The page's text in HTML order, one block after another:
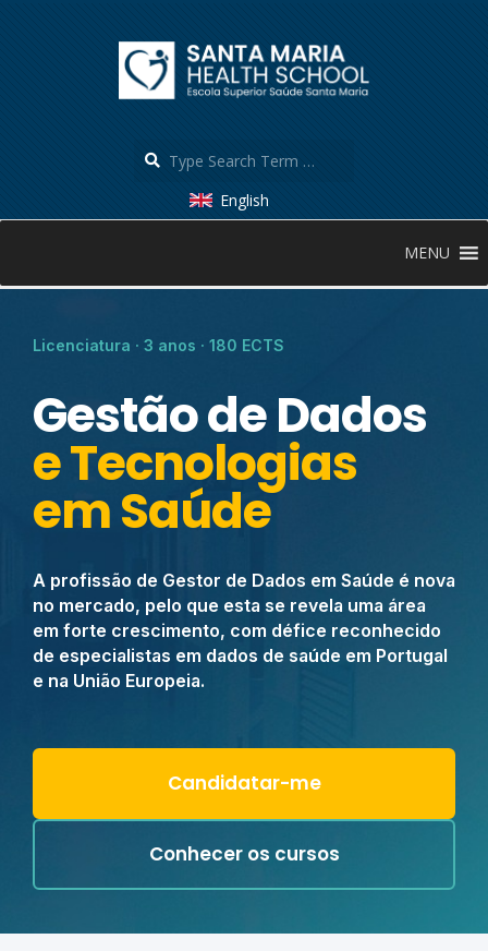
English
MENU
Licenciatura · 3 anos · 180 ECTS
Gestão de Dados
e Tecnologias
em Saúde
A profissão de Gestor de Dados em Saúde é nova
no mercado, pelo que esta se revela uma área
em forte crescimento, com défice reconhecido
de especialistas em dados de saúde em Portugal
e na União Europeia.
Candidatar-me
Conhecer os cursos